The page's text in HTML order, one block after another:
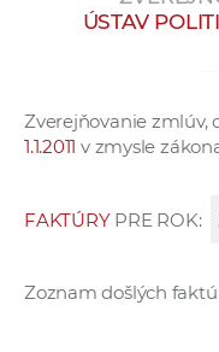
ÚSTAV
Zverejňovanie
1.1.2011 v zmysle
FAKTÚRYPRE ROK:
Zoznam došlých